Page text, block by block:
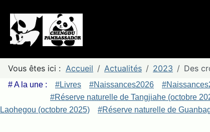
Vous êtes ici : Accueil Actualités 2023 Des
# A la une : #Livres #Naissances2026
#Réserve naturelle de Tangjiahe (octobre
Laohegou (octobre 2025)
#Réserve naturelle de